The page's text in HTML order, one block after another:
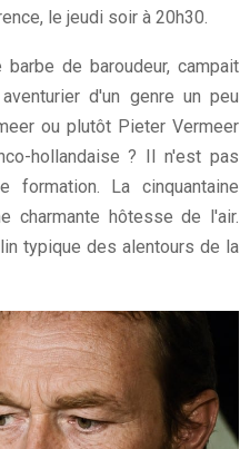
le jeudi soir à 20h30.
de baroudeur, campait
d'un genre un peu
ou plutôt Pieter Vermeer
hollandaise ? Il n'est pas
formation. La cinquantaine
charmante hôtesse de l'air.
typique des alentours de la